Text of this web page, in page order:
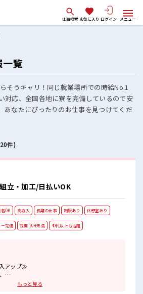
仕事検索 お気に入り ログイン メニュー
覧
そうキャリ！同じ就業場所での時給No.1
対応、全国各地に寮を完備しているので安
あなたにぴったりのお仕事を見つけてくだ
件)
立・加工/日払いOK
OK 高収入 長期の仕事 制服あり 休憩室あり
ー完備 残業 20H未満 40代以上も活躍
アップ≫
もっと見る